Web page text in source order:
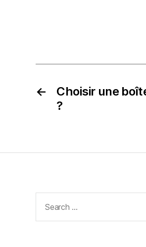
←
Choisir une
?
for: